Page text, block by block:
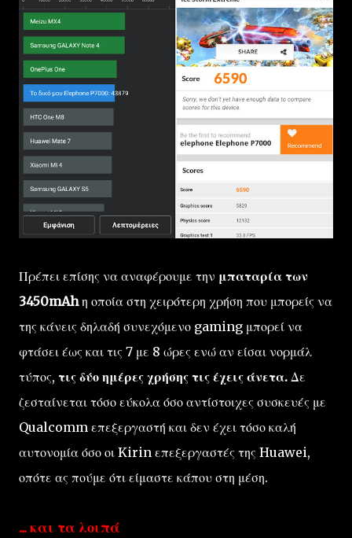
Πρέπει επίσης να αναφέρουμε την μπαταρία των
3450mAhη οποία στη χειρότερη χρήση που μπορείς να
της κάνεις δηλαδή συνεχόμενο gaming μπορεί να
φτάσει έως και τις 7 με 8 ώρες ενώ αν είσαι νορμάλ
τύπος, τις δύο ημέρες χρήσης τις έχεις άνετα. Δε
ζεσταίνεται τόσο εύκολα όσο αντίστοιχες συσκευές με
Qualcomm επεξεργαστή και δεν έχει τόσο καλή
αυτονομία όσο οι Kirin επεξεργαστές της Huawei,
οπότε ας πούμε ότι είμαστε κάπου στη μέση.
... και τα λοιπά